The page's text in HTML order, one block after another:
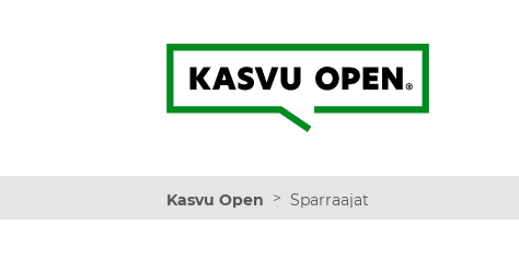
Kasvu Open
Kasvu Open > Sparraajat